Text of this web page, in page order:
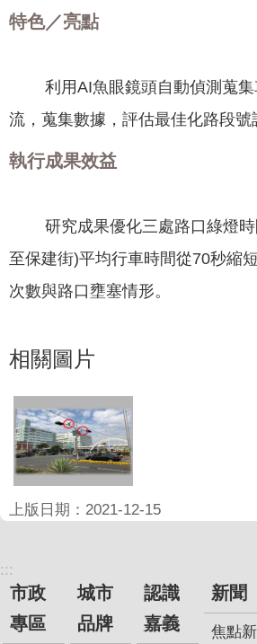
我
們
社
政
公
開
旱
節
水
專
區
網
站
導
回
頁
特色／亮點
利用AI魚眼鏡頭自動偵測蒐集
流，蒐集數據，評估最佳化路段號
執行成果效益
研究成果優化三處路口綠燈時
至保建街)平均行車時間從70秒縮
次數與路口壅塞情形。
相關圖片
上版日期：2021-12-15
:::
市政
專區
城市
品牌
認識
嘉義
新聞
焦點新